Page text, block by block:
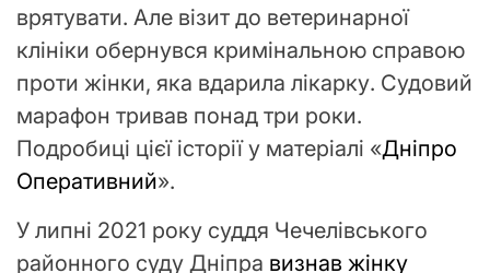
врятувати. Але візит до ветеринарної
клініки обернувся кримінальною справою
проти жінки, яка вдарила лікарку. Судовий
марафон тривав понад три роки.
Подробиці цієї історії у матеріалі «Дніпро
Оперативний».
У липні 2021 року суддя Чечелівського
районного суду Дніпра визнав жінку